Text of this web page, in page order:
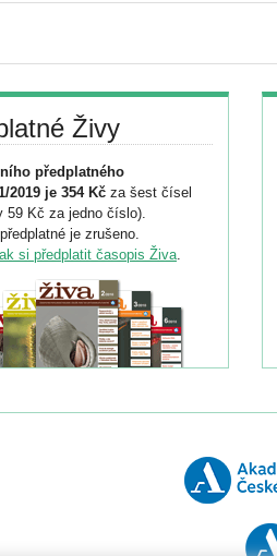
Živy
předplatného
2019 je 354 Kč za šest čísel
59 Kč za jedno číslo).
je zrušeno.
si předplatit časopis Živa.